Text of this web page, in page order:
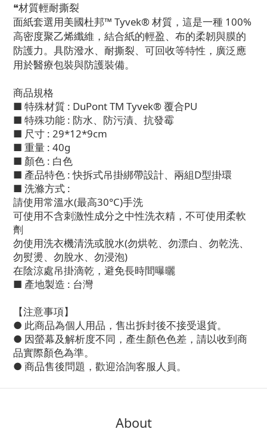
❝材質輕耐撕裂
面紙套選用美國杜邦™ Tyvek® 材質，這是一種 100%
高密度聚乙烯纖維，結合紙的輕盈、布的柔韌與膜的
防護力。具防潑水、耐撕裂、可回收等特性，廣泛應
用於醫療包裝與防護裝備。
商品規格
■ 特殊材質 : DuPont TM Tyvek® 覆合PU
■ 特殊功能 : 防水、防污漬、抗發霉
■ 尺寸 : 29*12*9cm
■ 重量 : 40g
■ 顏色 : 白色
■ 產品特色 : 快拆式吊掛綁帶設計、兩組D型掛環
■ 洗滌方式 :
請使用常溫水(最高30°C)手洗
可使用不含刺激性成分之中性洗衣精，不可使用柔軟
劑
勿使用洗衣機清洗或脫水(勿烘乾、勿漂白、勿乾洗、
勿熨燙、勿脫水、勿浸泡)
在陰涼處吊掛滴乾，避免長時間曝曬
■ 產地製造 : 台灣
【注意事項】
● 此商品為個人用品，售出拆封後不接受退貨。
● 因螢幕及解析度不同，產生顏色色差，請以收到商
品實際顏色為準。
● 商品售後問題，歡迎洽詢客服人員。
About